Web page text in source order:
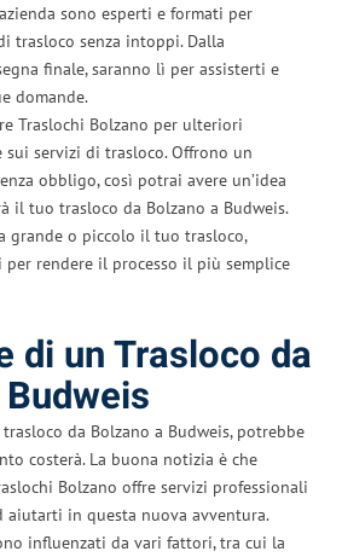
sono esperti e formati per
trasloco senza intoppi. Dalla
finale, saranno lì per assisterti e
domande.
Traslochi Bolzano per ulteriori
servizi di trasloco. Offrono un
obbligo, così potrai avere un’idea
il tuo trasloco da Bolzano a Budweis.
grande o piccolo il tuo trasloco,
per rendere il processo il più semplice
di un Trasloco da
da Bolzano a Budweis, potrebbe
costerà. La buona notizia è che
Bolzano offre servizi professionali
aiutarti in questa nuova avventura.
influenzati da vari fattori, tra cui la